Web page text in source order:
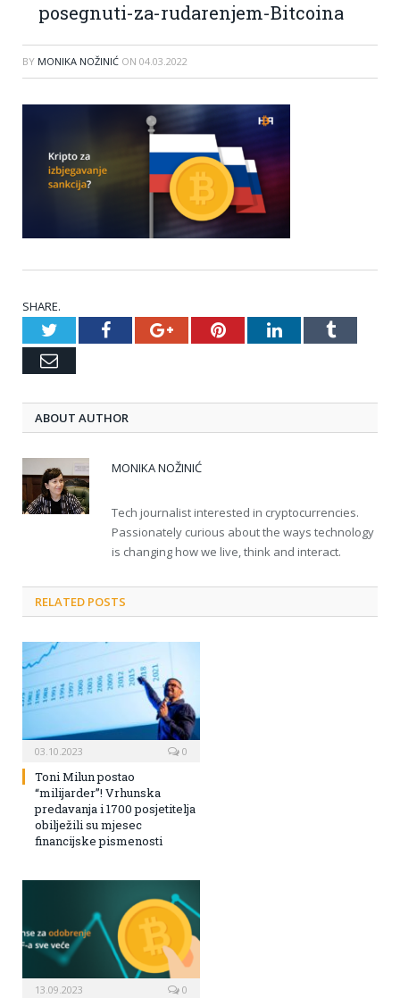
posegnuti-za-rudarenjem-Bitcoina
BY MONIKA NOŽINIĆ ON 04.03.2022
SHARE.
TwitterFacebookGoogle+PinterestLinkedInTumblr
Email
ABOUT AUTHOR
MONIKA NOŽINIĆ
Tech journalist interested in cryptocurrencies.
Passionately curious about the ways technology
is changing how we live, think and interact.
RELATED POSTS
03.10.2023 0
Toni Milun postao
“milijarder”! Vrhunska
predavanja i 1700 posjetitelja
obilježili su mjesec
financijske pismenosti
13.09.2023 0